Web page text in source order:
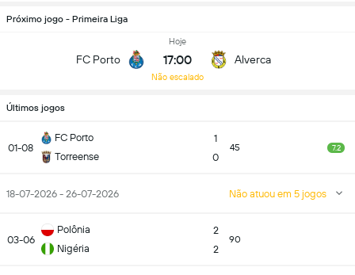
Próximo jogo - Primeira Liga
FC Porto
Hoje
17:00
Não escalado
Alverca
Últimos jogos
01-08
FC Porto
Torreense
1
0
45 7.2
18-07-2026 - 26-07-2026 Não atuou em 5 jogos
03-06
Polônia
Nigéria
2
2
90